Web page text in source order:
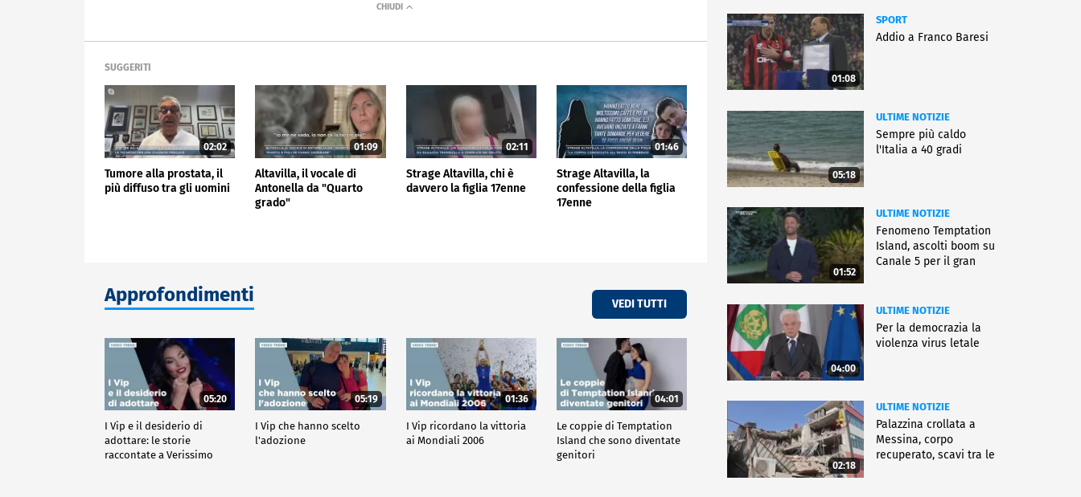
SUGGERITI
02:02
Tumore alla prostata, il
più diffuso tra gli uomini
01:09
Altavilla, il vocale di
Antonella da "Quarto
grado"
02:11
Strage Altavilla, chi è
davvero la figlia 17enne
01:46
Strage Altavilla, la
confessione della figlia
17enne
Approfondimenti VEDI TUTTI
05:20
I Vip e il desiderio di
adottare: le storie
raccontate a Verissimo
05:19
I Vip che hanno scelto
l'adozione
01:36
I Vip ricordano la vittoria
ai Mondiali 2006
04:01
Le coppie di Temptation
Island che sono diventate
genitori
01:08
SPORT
Addio a Franco Baresi
05:18
ULTIME NOTIZIE
Sempre più caldo
l'Italia a 40 gradi
01:52
ULTIME NOTIZIE
Fenomeno Temptation
Island, ascolti boom su
Canale 5 per il gran
04:00
ULTIME NOTIZIE
Per la democrazia la
violenza virus letale
02:18
ULTIME NOTIZIE
Palazzina crollata a
Messina, corpo
recuperato, scavi tra le